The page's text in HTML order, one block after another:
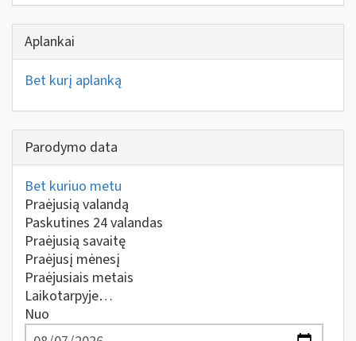
Aplankai
Bet kurį aplanką
Parodymo data
Bet kuriuo metu
Praėjusią valandą
Paskutines 24 valandas
Praėjusią savaitę
Praėjusį mėnesį
Praėjusiais metais
Laikotarpyje…
Nuo